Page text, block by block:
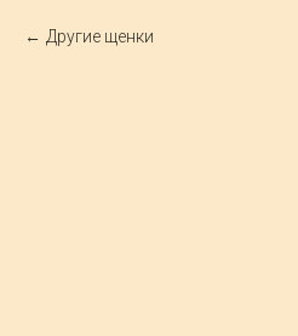
Другие щенки